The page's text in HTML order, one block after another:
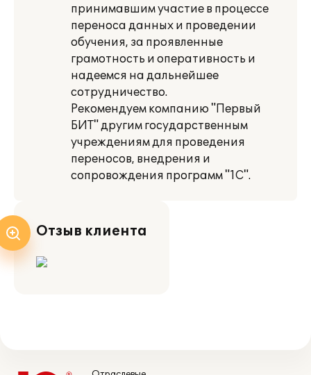
принимавшим участие в процессе
переноса данных и проведении
обучения, за проявленные
грамотность и оперативность и
надеемся на дальнейшее
сотрудничество.
Рекомендуем компанию "Первый
БИТ" другим государственным
учреждениям для проведения
переносов, внедрения и
сопровождения программ "1С".
Отзыв клиента